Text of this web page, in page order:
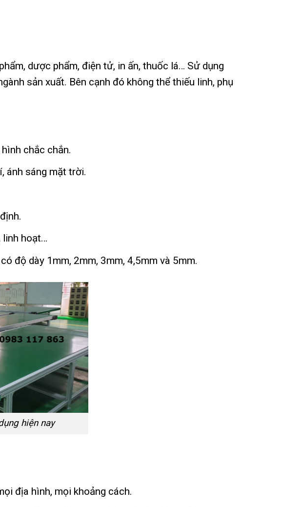
dược phẩm, điện tử, in ấn, thuốc lá… Sử dụng
sản xuất. Bên cạnh đó không thể thiếu linh, phụ
chắc chắn.
ánh sáng mặt trời.
linh hoạt…
độ dày 1mm, 2mm, 3mm, 4,5mm và 5mm.
hiện nay
địa hình, mọi khoảng cách.